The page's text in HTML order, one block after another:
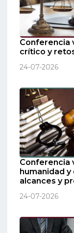
Conferencia
crítico y
24-07-2026
Conferencia
humanidad
alcances y
24-07-2026